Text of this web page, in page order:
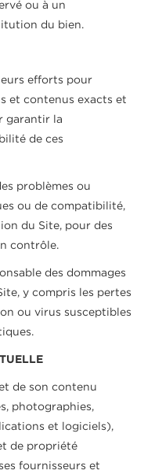
ou à un
du bien.
efforts pour
et contenus exacts et
garantir la
de ces
problèmes ou
ou de compatibilité,
du Site, pour des
contrôle.
des dommages
y compris les pertes
ou virus susceptibles
de son contenu
photographies,
et logiciels),
de propriété
fournisseurs et